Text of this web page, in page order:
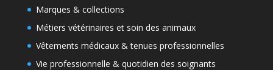
Marques & collections
Métiers vétérinaires et soin des animaux
Vêtements médicaux & tenues professionnelles
Vie professionnelle & quotidien des soignants